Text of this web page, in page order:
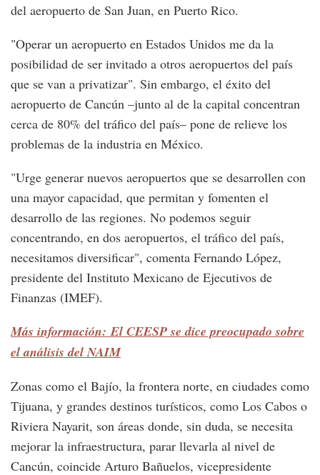
del aeropuerto de San Juan, en Puerto Rico.
"Operar un aeropuerto en Estados Unidos me da la
posibilidad de ser invitado a otros aeropuertos del país
que se van a privatizar". Sin embargo, el éxito del
aeropuerto de Cancún –junto al de la capital concentran
cerca de 80% del tráfico del país– pone de relieve los
problemas de la industria en México.
"Urge generar nuevos aeropuertos que se desarrollen con
una mayor capacidad, que permitan y fomenten el
desarrollo de las regiones. No podemos seguir
concentrando, en dos aeropuertos, el tráfico del país,
necesitamos diversificar", comenta Fernando López,
presidente del Instituto Mexicano de Ejecutivos de
Finanzas (IMEF).
Más información: El CEESP se dice preocupado sobre
el análisis del NAIM
Zonas como el Bajío, la frontera norte, en ciudades como
Tijuana, y grandes destinos turísticos, como Los Cabos o
Riviera Nayarit, son áreas donde, sin duda, se necesita
mejorar la infraestructura, parar llevarla al nivel de
Cancún, coincide Arturo Bañuelos, vicepresidente